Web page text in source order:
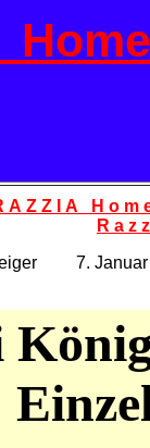
Home
A Z Z I A H o m
R a z
7. Januar